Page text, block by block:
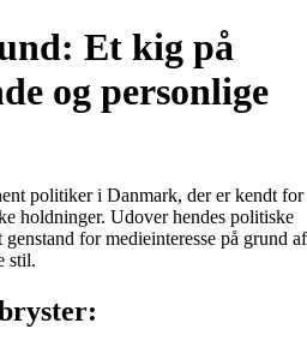
Et kig på
og personlige
politiker i Danmark, der er kendt for
holdninger. Udover hendes politiske
for medieinteresse på grund af
stil.